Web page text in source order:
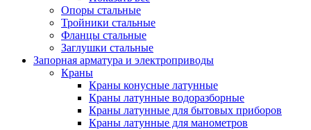
Опоры стальные
Тройники стальные
Фланцы стальные
Заглушки стальные
Запорная арматура и электроприводы
Краны
Краны конусные латунные
Краны латунные водоразборные
Краны латунные для бытовых приборов
Краны латунные для манометров